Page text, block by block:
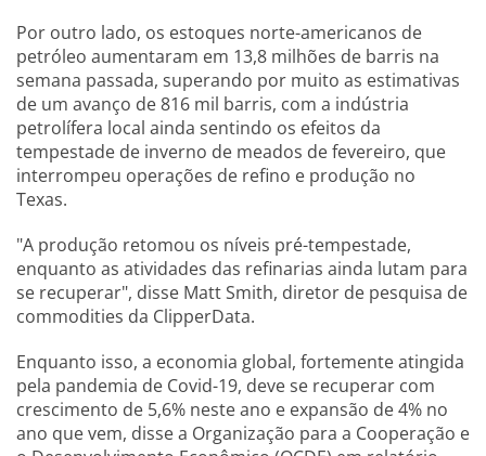
Por outro lado, os estoques norte-americanos de
petróleo aumentaram em 13,8 milhões de barris na
semana passada, superando por muito as estimativas
de um avanço de 816 mil barris, com a indústria
petrolífera local ainda sentindo os efeitos da
tempestade de inverno de meados de fevereiro, que
interrompeu operações de refino e produção no
Texas.
"A produção retomou os níveis pré-tempestade,
enquanto as atividades das refinarias ainda lutam para
se recuperar", disse Matt Smith, diretor de pesquisa de
commodities da ClipperData.
Enquanto isso, a economia global, fortemente atingida
pela pandemia de Covid-19, deve se recuperar com
crescimento de 5,6% neste ano e expansão de 4% no
ano que vem, disse a Organização para a Cooperação e